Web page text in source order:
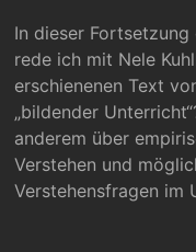
In dieser
rede ich mit Nele
erschienenen Text
„bildender
anderem über
Verstehen und
Verstehensfragen im